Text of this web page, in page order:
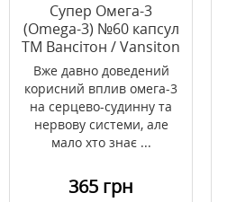
Супер Омега-3
(Omega-3) №60 капсул
ТМ Вансітон / Vansiton
Вже давно доведений
корисний вплив омега-3
на серцево-судинну та
нервову системи, але
мало хто знає ...
365 грн